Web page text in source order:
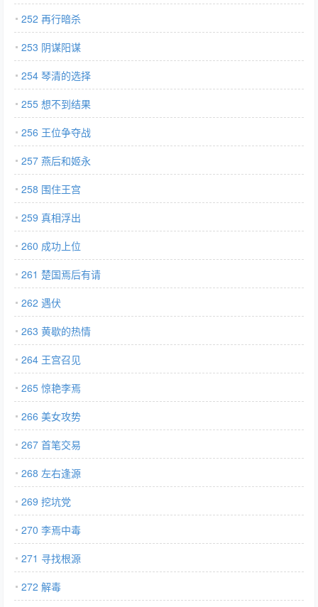
252 再行暗杀
253 阴谋阳谋
254 琴清的选择
255 想不到结果
256 王位争夺战
257 燕后和姬永
258 围住王宫
259 真相浮出
260 成功上位
261 楚国焉后有请
262 遇伏
263 黄歇的热情
264 王宫召见
265 惊艳李焉
266 美女攻势
267 首笔交易
268 左右逢源
269 挖坑党
270 李焉中毒
271 寻找根源
272 解毒